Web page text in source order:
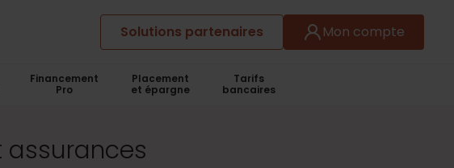
Solutions partenaires Mon compte
Financement
Pro
Placement
et épargne
Tarifs
bancaires
assurances